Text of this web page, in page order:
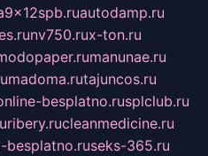
autodamp.ru
nv750.rux-ton.ru
manunae.ru
madoma.rutajuncos.ru
besplatno.rusplclub.ru
ribery.rucleanmedicine.ru
besplatno.ruseks-365.ru